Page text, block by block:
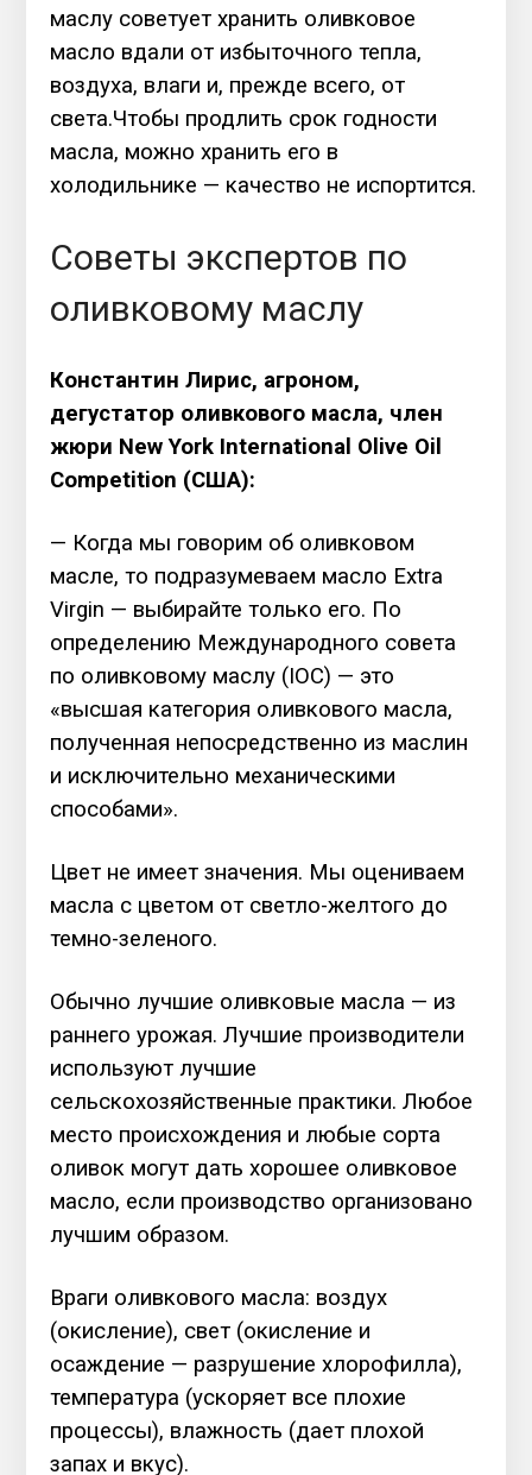
маслу советует хранить оливковое
масло вдали от избыточного тепла,
воздуха, влаги и, прежде всего, от
света.Чтобы продлить срок годности
масла, можно хранить его в
холодильнике — качество не испортится.
Советы экспертов по
оливковому маслу
Константин Лирис, агроном,
дегустатор оливкового масла, член
жюри New York International Olive Oil
Competition (США):
— Когда мы говорим об оливковом
масле, то подразумеваем масло Extra
Virgin — выбирайте только его. По
определению Международного совета
по оливковому маслу (IOC) — это
«высшая категория оливкового масла,
полученная непосредственно из маслин
и исключительно механическими
способами».
Цвет не имеет значения. Мы оцениваем
масла с цветом от светло-желтого до
темно-зеленого.
Обычно лучшие оливковые масла — из
раннего урожая. Лучшие производители
используют лучшие
сельскохозяйственные практики. Любое
место происхождения и любые сорта
оливок могут дать хорошее оливковое
масло, если производство организовано
лучшим образом.
Враги оливкового масла: воздух
(окисление), свет (окисление и
осаждение — разрушение хлорофилла),
температура (ускоряет все плохие
процессы), влажность (дает плохой
запах и вкус).